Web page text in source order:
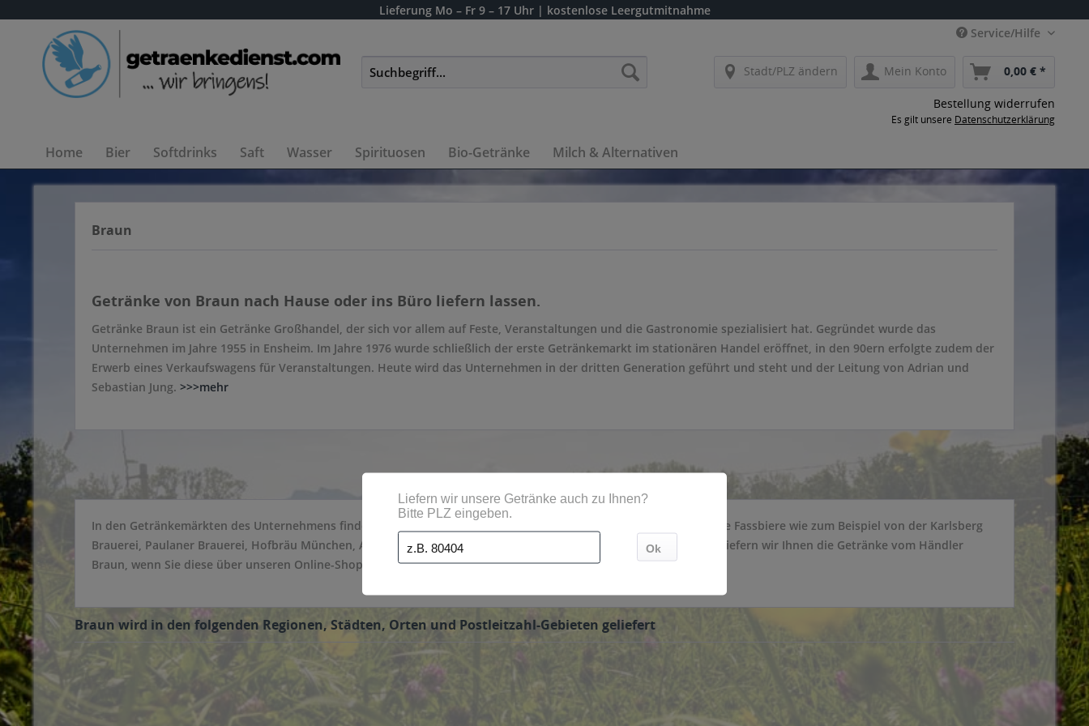
Lieferung Mo – Fr 9 – 17 Uhr | kostenlose Leergutmitnahme
Service/Hilfe
Stadt/PLZ ändern Mein Konto 0,00 € *
Bestellung widerrufen
Es gilt unsere Datenschutzerklärung
Home Bier Softdrinks Saft Wasser Spirituosen Bio-Getränke Milch & Alternativen
Braun
Getränke von Braun nach Hause oder ins Büro liefern lassen.
Getränke Braun ist ein Getränke Großhandel, der sich vor allem auf Feste, Veranstaltungen und die Gastronomie spezialisiert hat. Gegründet wurde das
Unternehmen im Jahre 1955 in Ensheim. Im Jahre 1976 wurde schließlich der erste Getränkemarkt im stationären Handel eröffnet, in den 90ern erfolgte zudem der
Erwerb eines Verkaufswagens für Veranstaltungen. Heute wird das Unternehmen in der dritten Generation geführt und steht und der Leitung von Adrian und
Sebastian Jung. >>>mehr
In den Getränkemärkten des Unternehmens findet sich eine große Produktauswahl. Darunter sind 30 verschiedene Fassbiere wie zum Beispiel von der Karlsberg
Brauerei, Paulaner Brauerei, Hofbräu München, Ayinger Brauerei sowie Früh Kölsch und Franziskaner. Sehr gerne liefern wir Ihnen die Getränke vom Händler
Braun, wenn Sie diese über unseren Online-Shop bestellen.
Braun wird in den folgenden Regionen, Städten, Orten und Postleitzahl-Gebieten geliefert